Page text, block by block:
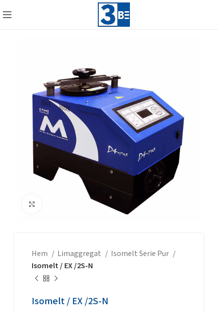
Hem Limaggregat
Isomelt Serie Pur
Isomelt / EX /2S-N
Isomelt / EX /2S-N